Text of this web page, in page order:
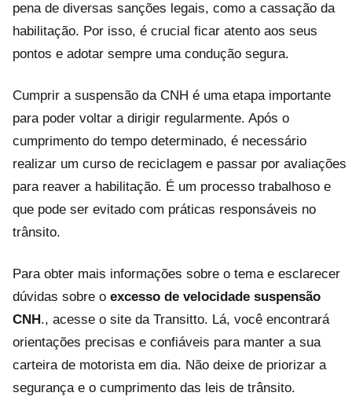
pena de diversas sanções legais, como a cassação da
habilitação. Por isso, é crucial ficar atento aos seus
pontos e adotar sempre uma condução segura.
Cumprir a suspensão da CNH é uma etapa importante
para poder voltar a dirigir regularmente. Após o
cumprimento do tempo determinado, é necessário
realizar um curso de reciclagem e passar por avaliações
para reaver a habilitação. É um processo trabalhoso e
que pode ser evitado com práticas responsáveis no
trânsito.
Para obter mais informações sobre o tema e esclarecer
dúvidas sobre o excesso de velocidade suspensão
CNH ., acesse o site da Transitto. Lá, você encontrará
orientações precisas e confiáveis para manter a sua
carteira de motorista em dia. Não deixe de priorizar a
segurança e o cumprimento das leis de trânsito.